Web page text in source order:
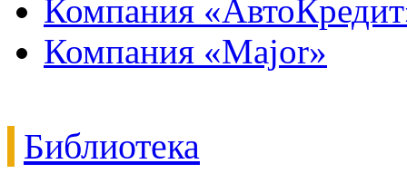
Компания
Компания «Major»
Библиотека